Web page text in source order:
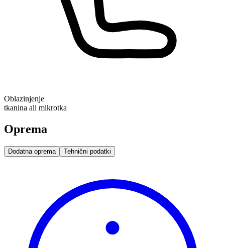
Oblazinjenje
tkanina ali mikrotka
Oprema
Dodatna oprema Tehnični podatki